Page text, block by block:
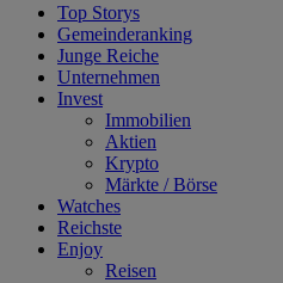
Top Storys
Gemeinderanking
Junge Reiche
Unternehmen
Invest
Immobilien
Aktien
Krypto
Märkte / Börse
Watches
Reichste
Enjoy
Reisen